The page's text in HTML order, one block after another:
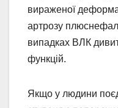
вираженої
артрозу
випадках ВЛК
функцій.
Якщо у людини